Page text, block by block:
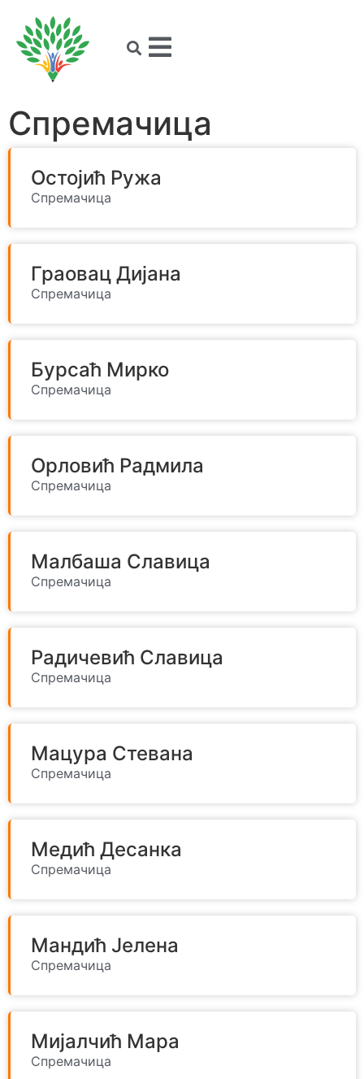
Спремачица
Остојић Ружа
Спремачица
Граовац Дијана
Спремачица
Бурсаћ Мирко
Спремачица
Орловић Радмила
Спремачица
Малбаша Славица
Спремачица
Радичевић Славица
Спремачица
Мацура Стевана
Спремачица
Медић Десанка
Спремачица
Мандић Јелена
Спремачица
Мијалчић Мара
Спремачица